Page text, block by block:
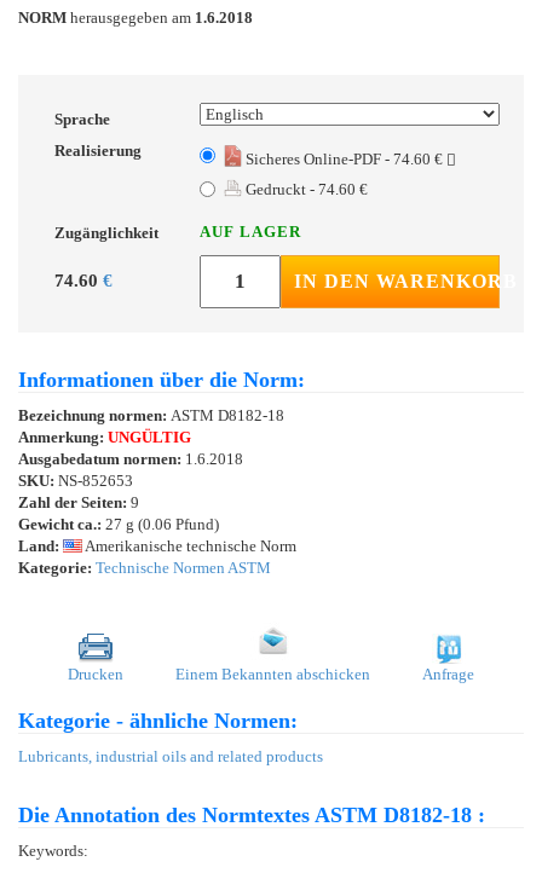
NORM herausgegeben am 1.6.2018
Sprache
Realisierung
Sicheres Online-PDF - 74.60 €
Gedruckt - 74.60 €
Zugänglichkeit AUF LAGER
74.60 € IN DEN WARENKORB
Informationen über die Norm:
Bezeichnung normen: ASTM D8182-18
Anmerkung: UNGÜLTIG
Ausgabedatum normen: 1.6.2018
SKU: NS-852653
Zahl der Seiten: 9
Gewicht ca.: 27 g (0.06 Pfund)
Land:
Amerikanische technische Norm
Kategorie: Technische Normen ASTM
Drucken Einem Bekannten abschicken Anfrage
Kategorie - ähnliche Normen:
Lubricants, industrial oils and related products
Die Annotation des Normtextes ASTM D8182-18 :
Keywords: